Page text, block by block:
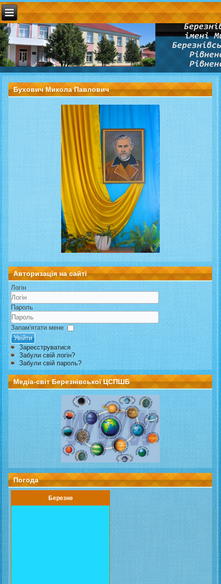
Бухович Микола Павлович
Авторизація на сайті
Логін
Пароль
Запам'ятати мене
Увійти
Зареєструватися
Забули свій логін?
Забули свій пароль?
Медіа-світ Березнівської ЦСПШБ
Погода
Березне